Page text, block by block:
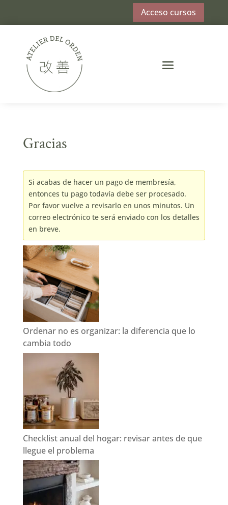
Acceso cursos
Gracias
Si acabas de hacer un pago de membresía,
entonces tu pago todavía debe ser procesado.
Por favor vuelve a revisarlo en unos minutos. Un
correo electrónico te será enviado con los detalles
en breve.
Ordenar no es organizar: la diferencia que lo
cambia todo
Checklist anual del hogar: revisar antes de que
llegue el problema